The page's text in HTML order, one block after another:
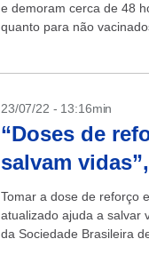
e demoram cerca de 48
quanto para não
23/07/22 - 13:16min
“Doses de
salvam
Tomar a dose de reforço
atualizado ajuda a salvar
da Sociedade Brasileira